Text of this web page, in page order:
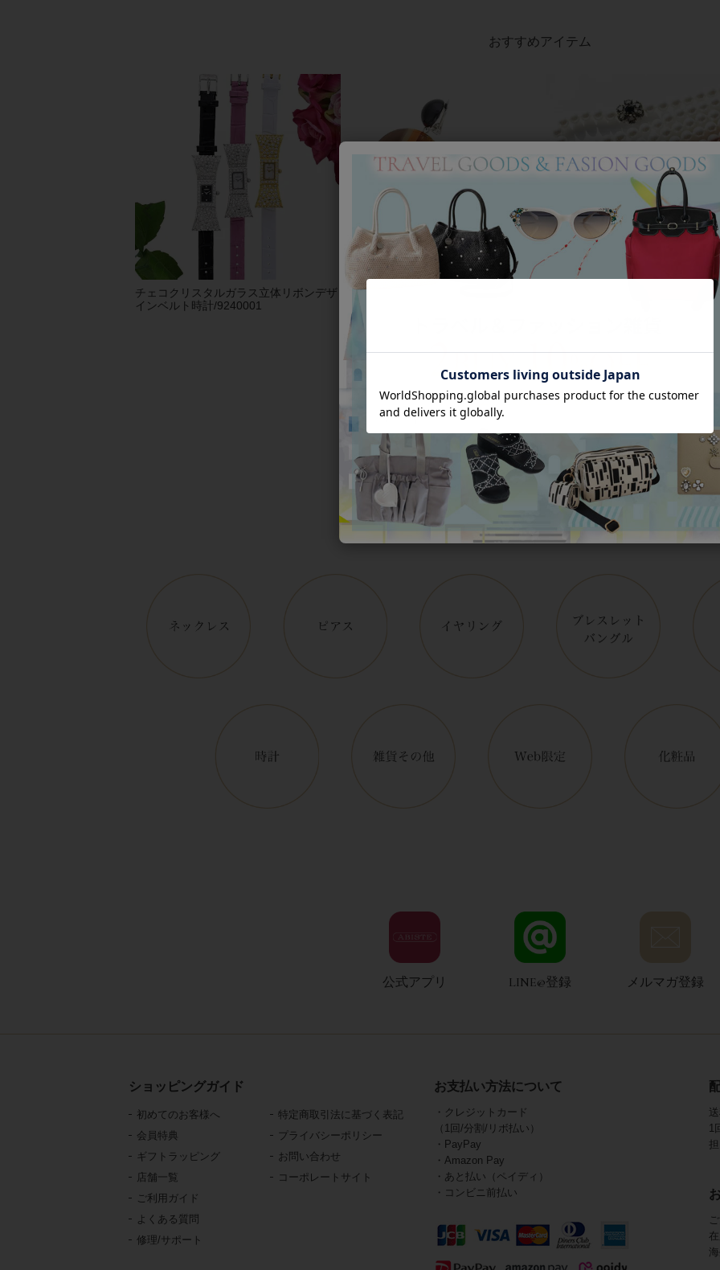
おすすめアイテム
チェコクリスタルガラス立体リボンデザ
インベルト時計/9240001
【アンジェラカプッチ】イタリア製大ぶ
8mm玉マジョルカパール×キュー
Category
アイテムカテゴリー
公式アプリ LINE@登録 メルマガ登録
ショッピングガイド
初めてのお客様へ
会員特典
ギフトラッピング
店舗一覧
ご利用ガイド
よくある質問
修理/サポート
特定商取引法に基づく表記
プライバシーポリシー
お問い合わせ
コーポレートサイト
お支払い方法について
・クレジットカード
（1回/分割/リボ払い）
・PayPay
・Amazon Pay
・あと払い（ペイディ）
・コンビニ前払い
1